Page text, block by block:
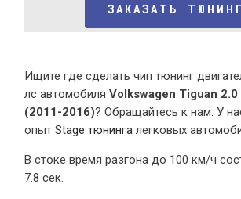
ЗАКАЗАТЬ ТЮНИНГ
Ищите где сделать чип тюнинг
лс автомобиляVolkswagen Tiguan 2.0
(2011-2016)? Обращайтесь к нам. У
опытStage тюнинга легковых
В стоке время разгонадо 100 км/ч
7.8 сек.